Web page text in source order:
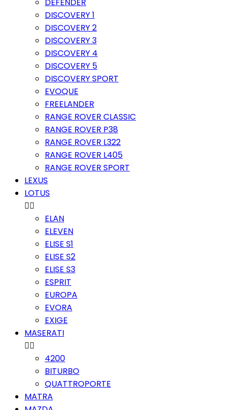
DISCOVERY 1
DISCOVERY 2
DISCOVERY 3
DISCOVERY 4
DISCOVERY 5
DISCOVERY SPORT
EVOQUE
FREELANDER
RANGE ROVER CLASSIC
RANGE ROVER P38
RANGE ROVER L322
RANGE ROVER L405
RANGE ROVER SPORT
LEXUS
LOTUS

ELAN
ELEVEN
ELISE S1
ELISE S2
ELISE S3
ESPRIT
EUROPA
EVORA
EXIGE
MASERATI

4200
BITURBO
QUATTROPORTE
MATRA